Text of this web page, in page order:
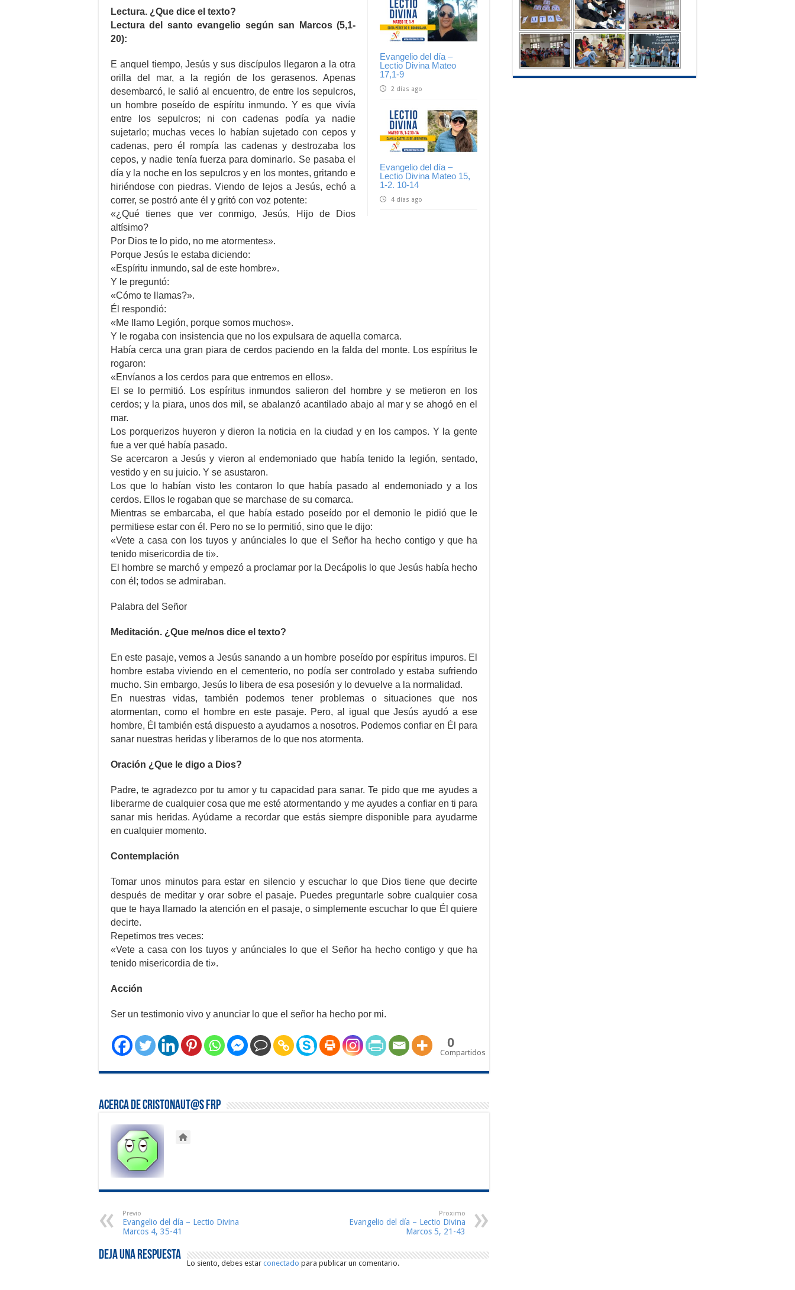
Evangelio del día –
Lectio Divina Mateo
17,1-9
2 días ago
Evangelio del día –
Lectio Divina Mateo 15,
1-2. 10-14
4 días ago
Lectura. ¿Que dice el texto?
Lectura del santo evangelio según san Marcos (5,1-
20):
E anquel tiempo, Jesús y sus discípulos llegaron a la otra
orilla del mar, a la región de los gerasenos. Apenas
desembarcó, le salió al encuentro, de entre los sepulcros,
un hombre poseído de espíritu inmundo. Y es que vivía
entre los sepulcros; ni con cadenas podía ya nadie
sujetarlo; muchas veces lo habían sujetado con cepos y
cadenas, pero él rompía las cadenas y destrozaba los
cepos, y nadie tenía fuerza para dominarlo. Se pasaba el
día y la noche en los sepulcros y en los montes, gritando e
hiriéndose con piedras. Viendo de lejos a Jesús, echó a
correr, se postró ante él y gritó con voz potente:
«¿Qué tienes que ver conmigo, Jesús, Hijo de Dios
altísimo?
Por Dios te lo pido, no me atormentes».
Porque Jesús le estaba diciendo:
«Espíritu inmundo, sal de este hombre».
Y le preguntó:
«Cómo te llamas?».
Él respondió:
«Me llamo Legión, porque somos muchos».
Y le rogaba con insistencia que no los expulsara de aquella comarca.
Había cerca una gran piara de cerdos paciendo en la falda del monte. Los espíritus le
rogaron:
«Envíanos a los cerdos para que entremos en ellos».
El se lo permitió. Los espíritus inmundos salieron del hombre y se metieron en los
cerdos; y la piara, unos dos mil, se abalanzó acantilado abajo al mar y se ahogó en el
mar.
Los porquerizos huyeron y dieron la noticia en la ciudad y en los campos. Y la gente
fue a ver qué había pasado.
Se acercaron a Jesús y vieron al endemoniado que había tenido la legión, sentado,
vestido y en su juicio. Y se asustaron.
Los que lo habían visto les contaron lo que había pasado al endemoniado y a los
cerdos. Ellos le rogaban que se marchase de su comarca.
Mientras se embarcaba, el que había estado poseído por el demonio le pidió que le
permitiese estar con él. Pero no se lo permitió, sino que le dijo:
«Vete a casa con los tuyos y anúnciales lo que el Señor ha hecho contigo y que ha
tenido misericordia de ti».
El hombre se marchó y empezó a proclamar por la Decápolis lo que Jesús había hecho
con él; todos se admiraban.
Palabra del Señor
Meditación. ¿Que me/nos dice el texto?
En este pasaje, vemos a Jesús sanando a un hombre poseído por espíritus impuros. El
hombre estaba viviendo en el cementerio, no podía ser controlado y estaba sufriendo
mucho. Sin embargo, Jesús lo libera de esa posesión y lo devuelve a la normalidad.
En nuestras vidas, también podemos tener problemas o situaciones que nos
atormentan, como el hombre en este pasaje. Pero, al igual que Jesús ayudó a ese
hombre, Él también está dispuesto a ayudarnos a nosotros. Podemos confiar en Él para
sanar nuestras heridas y liberarnos de lo que nos atormenta.
Oración ¿Que le digo a Dios?
Padre, te agradezco por tu amor y tu capacidad para sanar. Te pido que me ayudes a
liberarme de cualquier cosa que me esté atormentando y me ayudes a confiar en ti para
sanar mis heridas. Ayúdame a recordar que estás siempre disponible para ayudarme
en cualquier momento.
Contemplación
Tomar unos minutos para estar en silencio y escuchar lo que Dios tiene que decirte
después de meditar y orar sobre el pasaje. Puedes preguntarle sobre cualquier cosa
que te haya llamado la atención en el pasaje, o simplemente escuchar lo que Él quiere
decirte.
Repetimos tres veces:
«Vete a casa con los tuyos y anúnciales lo que el Señor ha hecho contigo y que ha
tenido misericordia de ti».
Acción
Ser un testimonio vivo y anunciar lo que el señor ha hecho por mi.
0
Compartidos
Acerca de Cristonaut@s FRP
Previo
Evangelio del día – Lectio Divina
Marcos 4, 35-41
Proximo
Evangelio del día – Lectio Divina
Marcos 5, 21-43
Deja una respuesta
Lo siento, debes estar conectado para publicar un comentario.